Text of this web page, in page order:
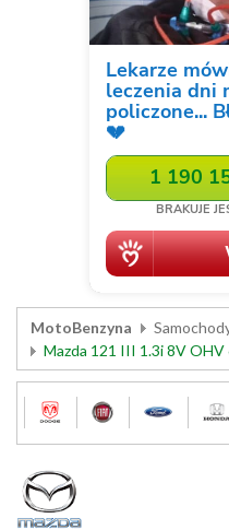
MotoBenzyna
Mazda 121 III 1.3i 8V OHV